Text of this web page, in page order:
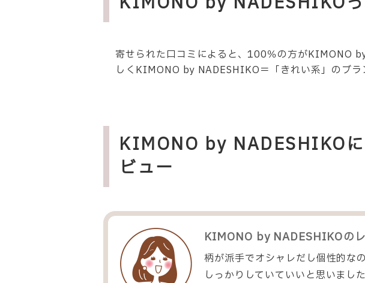
寄せられた口コミによると、100％の方がKIMONO
しくKIMONO by NADESHIKO＝「きれい系」のブラ
KIMONO by NADESHIKO
ビュー
KIMONO by NADESHIKOの
柄が派手でオシャレだし個性的な
しっかりしていていいと思いました